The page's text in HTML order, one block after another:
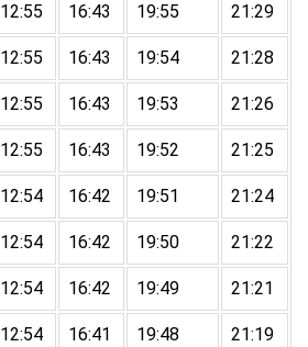
12:55 16:43 19:55 21:29
12:55 16:43 19:54 21:28
12:55 16:43 19:53 21:26
12:55 16:43 19:52 21:25
12:54 16:42 19:51 21:24
12:54 16:42 19:50 21:22
12:54 16:42 19:49 21:21
12:54 16:41 19:48 21:19